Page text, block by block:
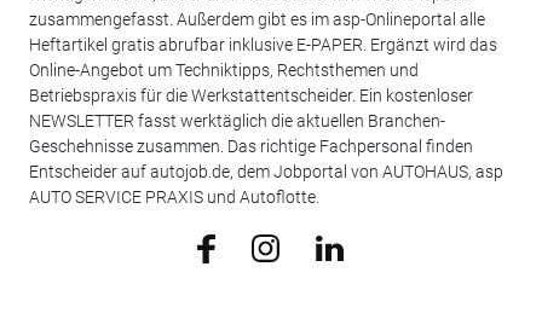
zusammengefasst. Außerdem gibt es im asp-Onlineportal alle
Heftartikel gratis abrufbar inklusive E-PAPER. Ergänzt wird das
Online-Angebot um Techniktipps, Rechtsthemen und
Betriebspraxis für die Werkstattentscheider. Ein kostenloser
NEWSLETTER fasst werktäglich die aktuellen Branchen-
Geschehnisse zusammen. Das richtige Fachpersonal finden
Entscheider auf autojob.de, dem Jobportal von AUTOHAUS, asp
AUTO SERVICE PRAXIS und Autoflotte.